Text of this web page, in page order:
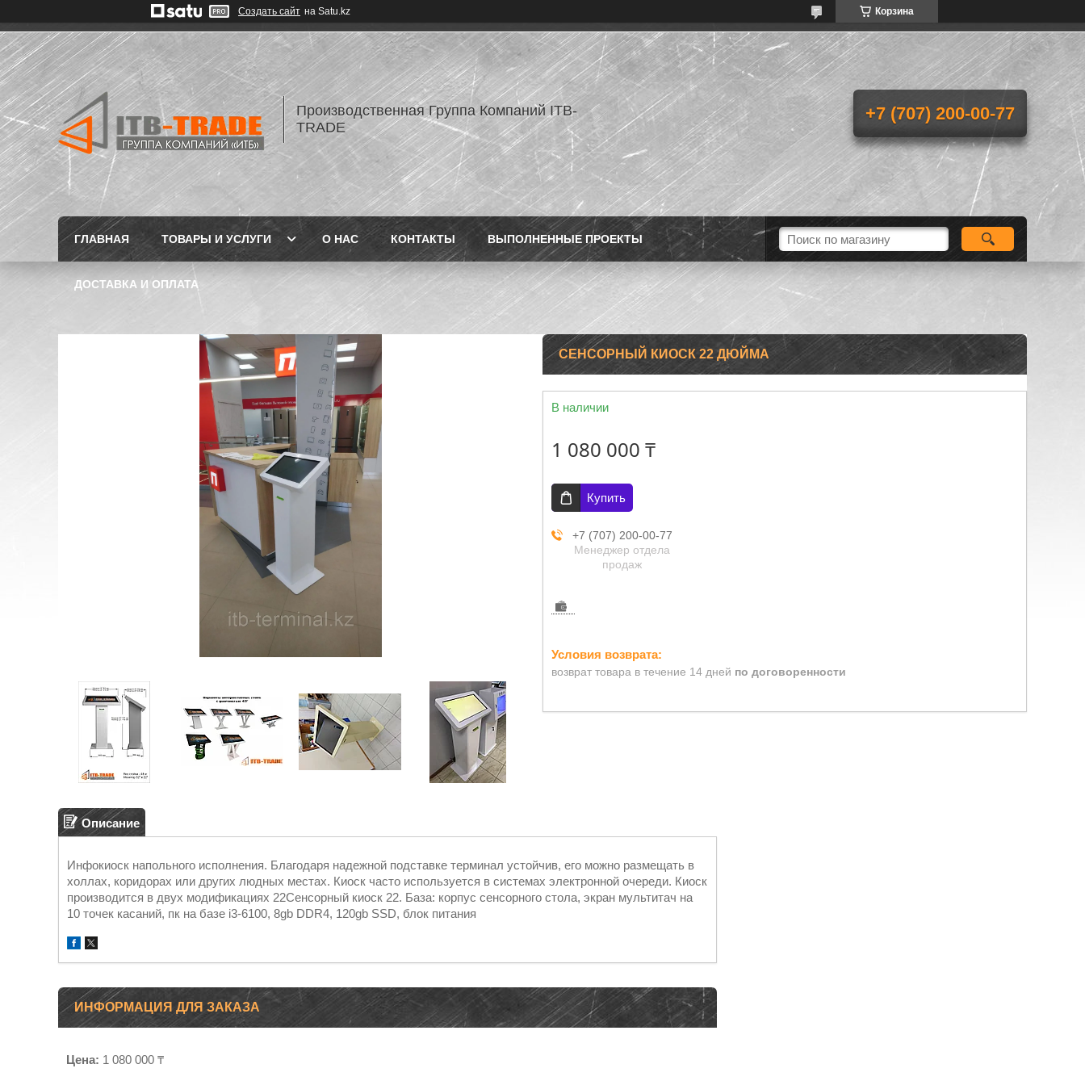
Создать сайт на Satu.kz Корзина
Производственная Группа Компаний ITB-
TRADE
+7 (707) 200-00-77
ГЛАВНАЯ ТОВАРЫ И УСЛУГИ О НАС КОНТАКТЫ ВЫПОЛНЕННЫЕ ПРОЕКТЫ
ДОСТАВКА И ОПЛАТА
СЕНСОРНЫЙ КИОСК 22 ДЮЙМА
В наличии
1 080 000 ₸
Купить
+7 (707) 200-00-77
Менеджер отдела
продаж
возврат товара в течение 14 дней по договоренности
Описание
Инфокиоск напольного исполнения. Благодаря надежной подставке терминал устойчив, его можно размещать в
холлах, коридорах или других людных местах. Киоск часто используется в системах электронной очереди. Киоск
производится в двух модификациях 22Сенсорный киоск 22. База: корпус сенсорного стола, экран мультитач на
10 точек касаний, пк на базе i3-6100, 8gb DDR4, 120gb SSD, блок питания
ИНФОРМАЦИЯ ДЛЯ ЗАКАЗА
Цена: 1 080 000 ₸